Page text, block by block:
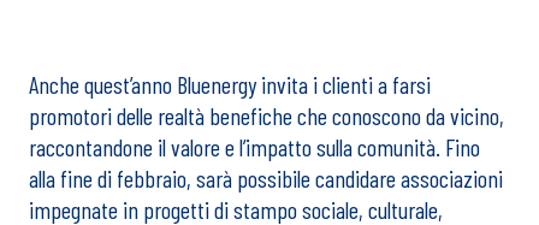
Anche quest’anno Bluenergy invita i clienti a farsi
promotori delle realtà benefiche che conoscono da vicino,
raccontandone il valore e l’impatto sulla comunità. Fino
alla fine di febbraio, sarà possibile candidare associazioni
impegnate in progetti di stampo sociale, culturale,